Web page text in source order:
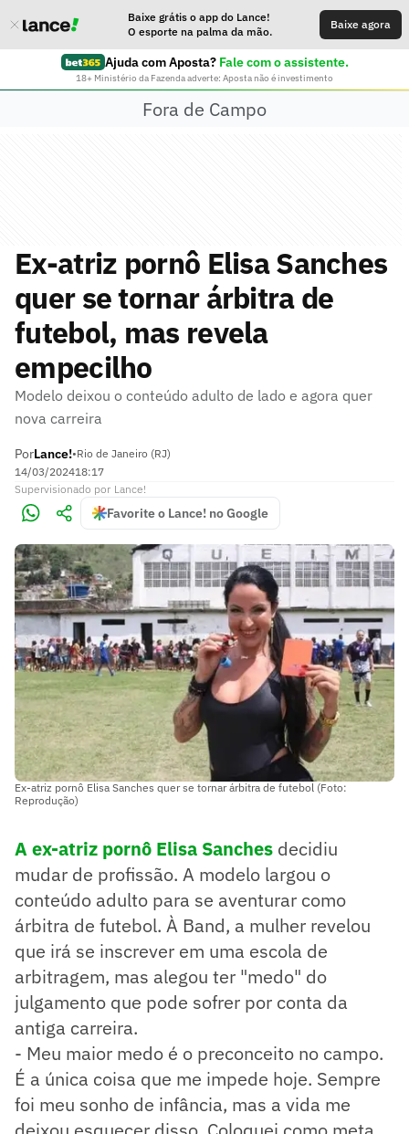
Baixe grátis o app do Lance!
O esporte na palma da mão.
Baixe agora
Ajuda com Aposta? Fale com o assistente.
18+ Ministério da Fazenda adverte: Aposta não é investimento
Fora de Campo
Ex-atriz pornô Elisa Sanches
quer se tornar árbitra de
futebol, mas revela
empecilho
Modelo deixou o conteúdo adulto de lado e agora quer
nova carreira
PorLance!•Rio de Janeiro (RJ)
14/03/202418:17
Supervisionado por Lance!
Favorite o Lance! no Google
Ex-atriz pornô Elisa Sanches quer se tornar árbitra de futebol (Foto:
Reprodução)
A ex-atriz pornô Elisa Sanches decidiu
mudar de profissão. A modelo largou o
conteúdo adulto para se aventurar como
árbitra de futebol. À Band, a mulher revelou
que irá se inscrever em uma escola de
arbitragem, mas alegou ter "medo" do
julgamento que pode sofrer por conta da
antiga carreira.
- Meu maior medo é o preconceito no campo.
É a única coisa que me impede hoje. Sempre
foi meu sonho de infância, mas a vida me